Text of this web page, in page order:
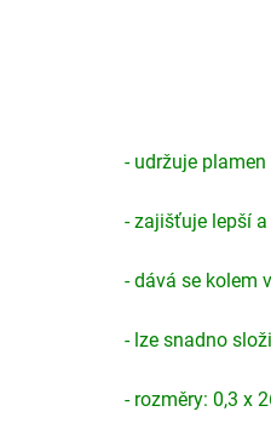
- udržuje
- zajišťuje lepší
- dává se kolem
- lze snadno
- rozměry: 0,3 x